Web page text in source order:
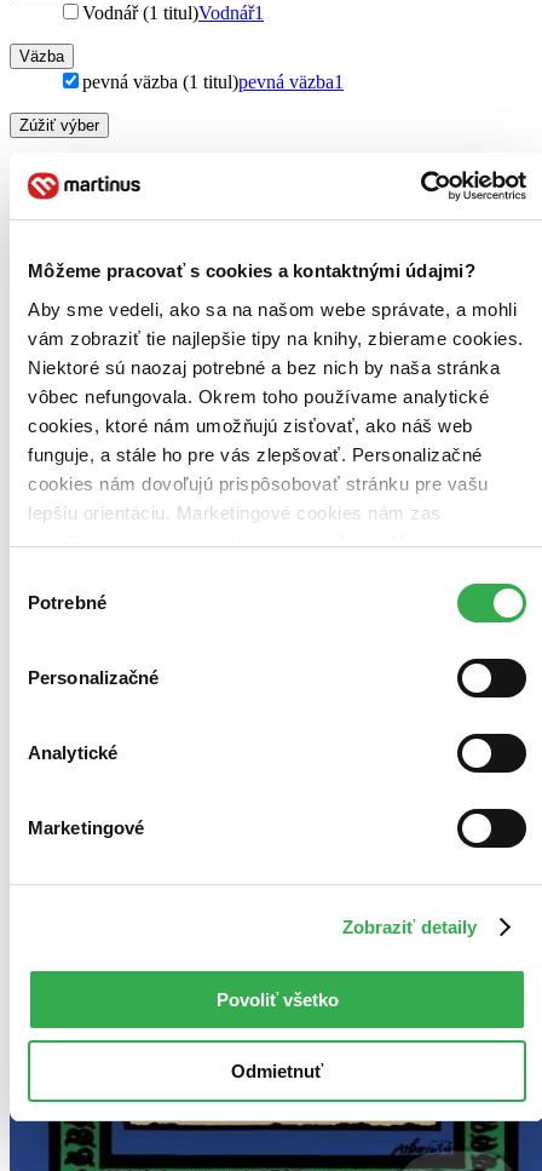
Môžeme pracovať s cookies a kontaktnými údajmi?
Aby sme vedeli, ako sa na našom webe správate, a mohli
vám zobraziť tie najlepšie tipy na knihy, zbierame cookies.
Niektoré sú naozaj potrebné a bez nich by naša stránka
vôbec nefungovala. Okrem toho používame analytické
cookies, ktoré nám umožňujú zisťovať, ako náš web
funguje, a stále ho pre vás zlepšovať. Personalizačné
cookies nám dovoľujú prispôsobovať stránku pre vašu
lepšiu orientáciu. Marketingové cookies nám zas
umožňujú zobrazenie relevantnej reklamy. Niektoré údaje
keby sme mohli používať všetky tieto cookies. Ďakujeme!
súhlasu
Potrebné
Personalizačné
Analytické
Marketingové
Zobraziť detaily
Povoliť všetko
Odmietnuť
Vodnář (1 titul)Vodnář1
Väzba
pevná väzba (1 titul)pevná väzba1
Zúžiť výber
Zoradiť
Top hodnotené
Novinky
Najdrahšie
Najlacnejšie
Najvyššia zľava
Použité filtre
Zrušiť filtre
S pevnou väzbounové